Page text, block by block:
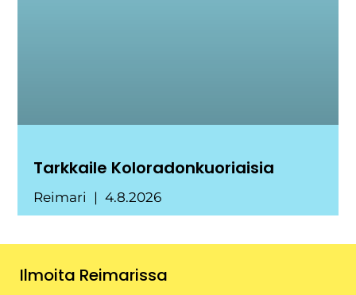
Tarkkaile Koloradonkuoriaisia
Reimari 4.8.2026
Ilmoita Reimarissa